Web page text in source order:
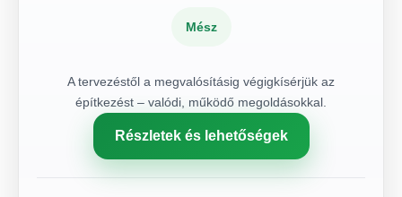
Mész
A tervezéstől a megvalósításig végigkísérjük az
építkezést – valódi, működő megoldásokkal.
Részletek és lehetőségek